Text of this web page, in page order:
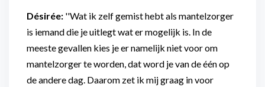
Désirée: ''Wat ik zelf gemist hebt als mantelzorger
is iemand die je uitlegt wat er mogelijk is. In de
meeste gevallen kies je er namelijk niet voor om
mantelzorger te worden, dat word je van de één op
de andere dag. Daarom zet ik mij graag in voor